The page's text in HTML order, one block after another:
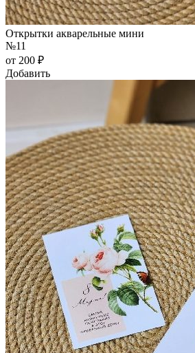
Открытки акварельные мини
№11
от 200 ₽
Добавить